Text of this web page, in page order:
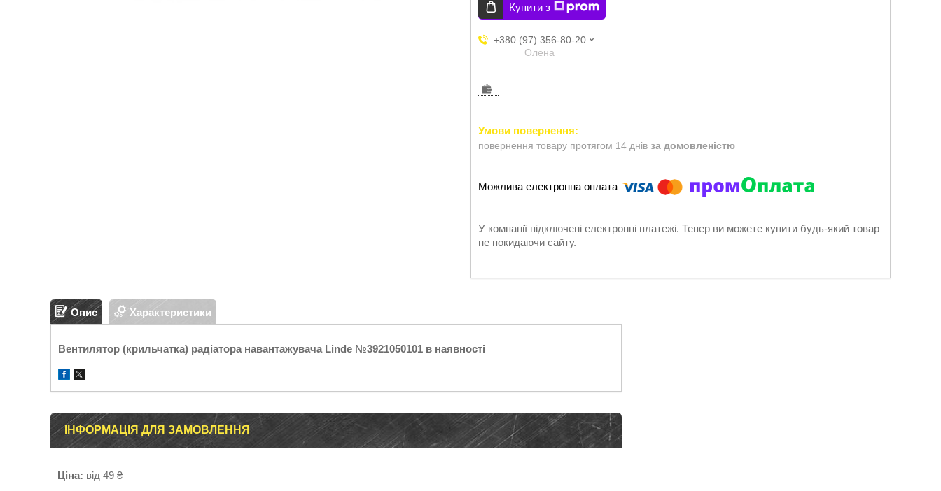
Купити з
+380 (97) 356-80-20
Олена
повернення товару протягом 14 днів за домовленістю
У компанії підключені електронні платежі. Тепер ви можете купити будь-який товар
не покидаючи сайту.
Опис Характеристики
Вентилятор (крильчатка) радіатора навантажувача Linde №3921050101 в наявності
ІНФОРМАЦІЯ ДЛЯ ЗАМОВЛЕННЯ
Ціна: від 49 ₴